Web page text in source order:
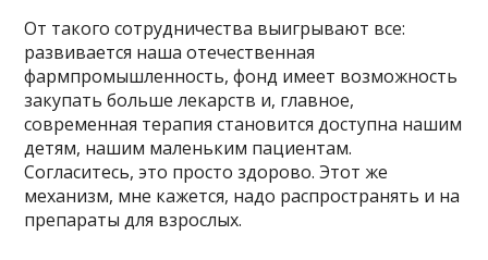
От такого сотрудничества выигрывают все:
развивается наша отечественная
фармпромышленность, фонд имеет возможность
закупать больше лекарств и, главное,
современная терапия становится доступна нашим
детям, нашим маленьким пациентам.
Согласитесь, это просто здорово. Этот же
механизм, мне кажется, надо распространять и на
препараты для взрослых.